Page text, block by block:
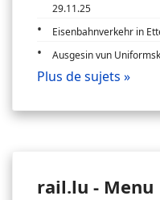
29.11.25
Eisenbahnverkehr in
Ausgesin vun
Plus de sujets »
rail.lu - Menu